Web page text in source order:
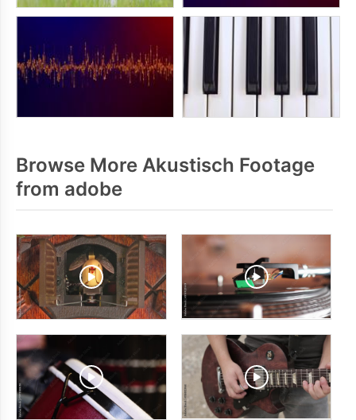
Browse More Akustisch Footage
from adobe